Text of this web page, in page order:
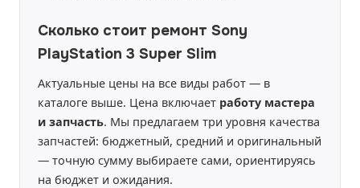
Сколько стоит ремонт Sony
PlayStation 3 Super Slim
Актуальные цены на все виды работ — в
каталоге выше. Цена включает работу мастера
и запчасть. Мы предлагаем три уровня качества
запчастей: бюджетный, средний и оригинальный
— точную сумму выбираете сами, ориентируясь
на бюджет и ожидания.